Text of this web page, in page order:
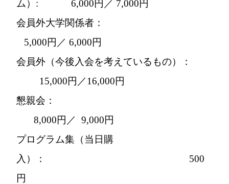
ム）: 6,000円／ 7,000円
会員外大学関係者：
5,000円／ 6,000円
会員外（今後入会を考えているもの）：
15,000円／16,000円
懇親会：
8,000円／ 9,000円
プログラム集（当日購
入）： 500
円